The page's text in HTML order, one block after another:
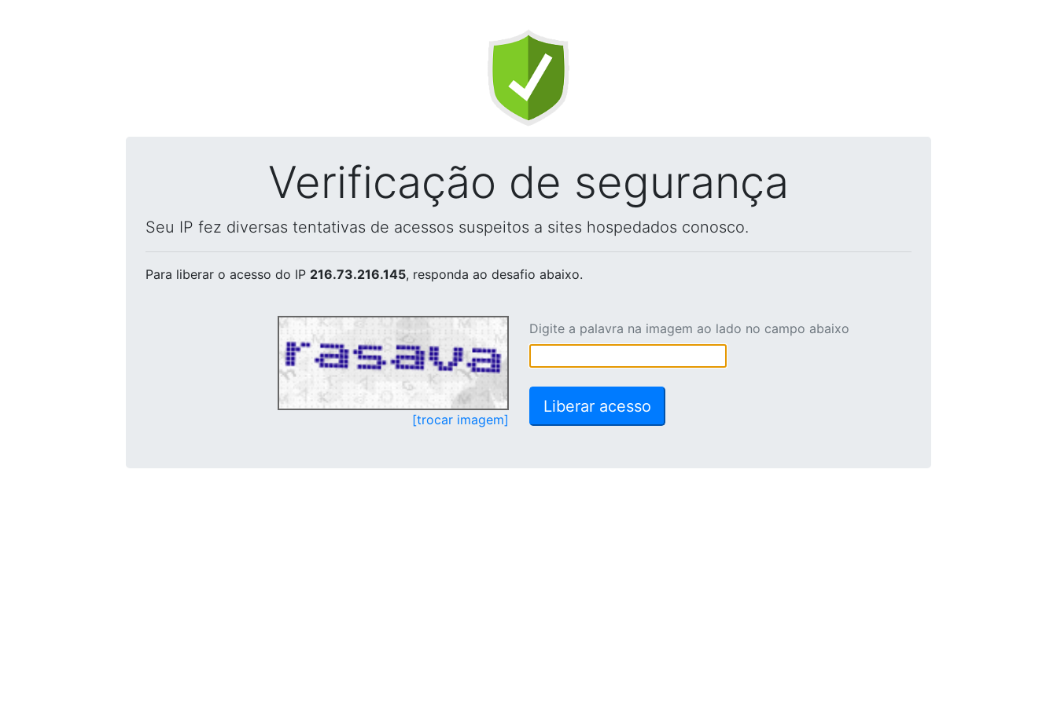
Verificação de segurança
Seu IP fez diversas tentativas de acessos suspeitos a sites hospedados conosco.
Para liberar o acesso do IP 216.73.216.145, responda ao desafio abaixo.
[trocar imagem]
Digite a palavra na imagem ao lado no campo abaixo